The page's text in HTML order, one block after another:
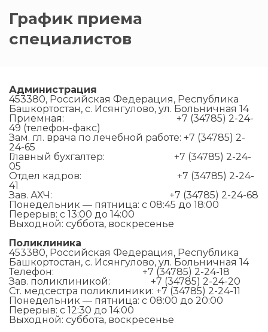
График приема
специалистов
Администрация
453380, Российская Федерация, Республика
Башкортостан, с. Исянгулово, ул. Больничная 14
Приемная: +7 (34785) 2-24-
49 (телефон-факс)
Зам. гл. врача по лечебной работе: +7 (34785) 2-
24-65
Главный бухгалтер: +7 (34785) 2-24-
05
Отдел кадров: +7 (34785) 2-24-
41
Зав. АХЧ: +7 (34785) 2-24-68
Понедельник — пятница: с 08:45 до 18:00
Перерыв: с 13:00 до 14:00
Выходной: суббота, воскресенье
Поликлиника
453380, Российская Федерация, Республика
Башкортостан, с. Исянгулово, ул. Больничная 14
Телефон: +7 (34785) 2-24-18
Зав. поликлиникой: +7 (34785) 2-24-20
Ст. медсестра поликлиники: +7 (34785) 2-24-11
Понедельник — пятница: с 08:00 до 20:00
Перерыв: с 12:30 до 14:00
Выходной: суббота, воскресенье